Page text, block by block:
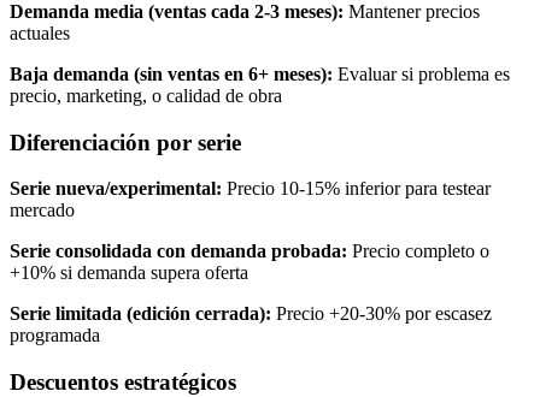
Demanda media (ventas cada 2-3 meses): Mantener precios
actuales
Baja demanda (sin ventas en 6+ meses): Evaluar si problema es
precio, marketing, o calidad de obra
Diferenciación por serie
Serie nueva/experimental: Precio 10-15% inferior para testear
mercado
Serie consolidada con demanda probada: Precio completo o
+10% si demanda supera oferta
Serie limitada (edición cerrada): Precio +20-30% por escasez
programada
Descuentos estratégicos